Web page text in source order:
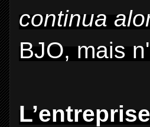
continua
BJO, mais